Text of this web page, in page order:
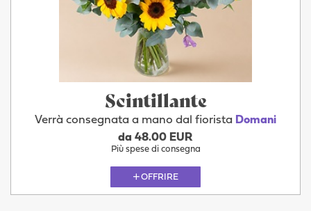
Scintillante
Verrà consegnata a mano dal fiorista Domani
da 48.00 EUR
Più spese di consegna
OFFRIRE